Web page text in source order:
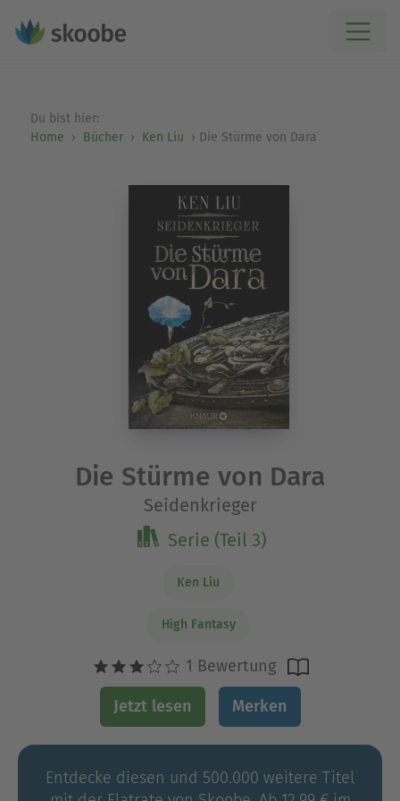
Du bist hier:
Home
Bücher Ken Liu Die Stürme von Dara
Die Stürme von Dara
Seidenkrieger
Serie (Teil 3)
Ken Liu
High Fantasy
1 Bewertung
Jetzt lesen Merken
Entdecke diesen und 500.000 weitere Titel